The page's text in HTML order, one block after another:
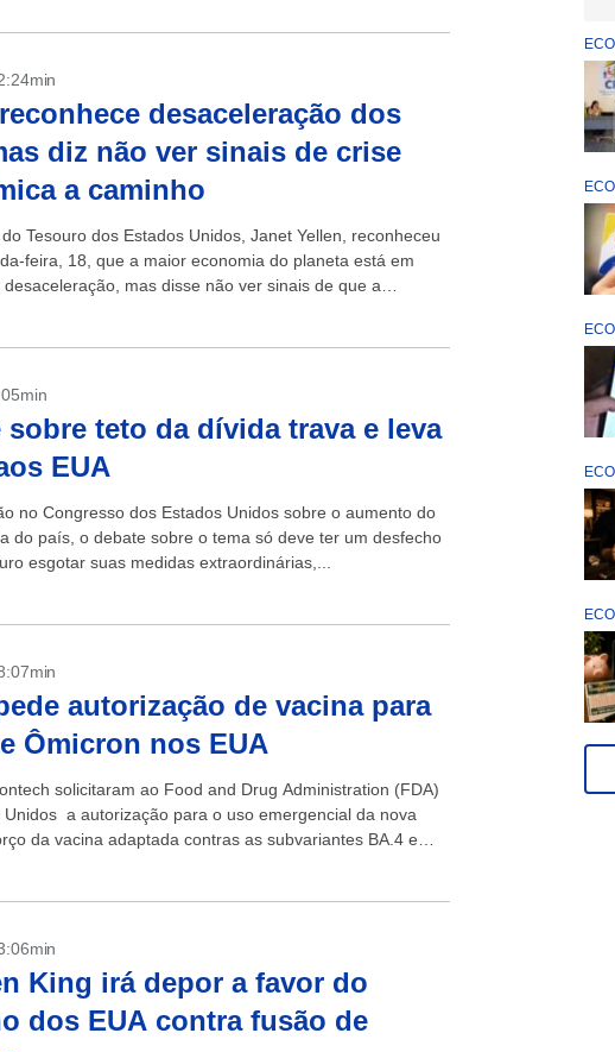
desaceleração dos
diz não ver sinais de crise
a caminho
Tesouro dos Estados Unidos, Janet Yellen, reconheceu
feira, 18, que a maior economia do planeta está em
desaceleração, mas disse não ver sinais de que a
sobre teto da dívida trava e leva
EUA
no Congresso dos Estados Unidos sobre o aumento do
do país, o debate sobre o tema só deve ter um desfecho
esgotar suas medidas extraordinárias,...
autorização de vacina para
Ômicron nos EUA
solicitaram ao Food and Drug Administration (FDA)
Unidos a autorização para o uso emergencial da nova
da vacina adaptada contras as subvariantes BA.4 e
King irá depor a favor do
dos EUA contra fusão de